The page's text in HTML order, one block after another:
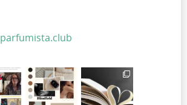
parfumista.club